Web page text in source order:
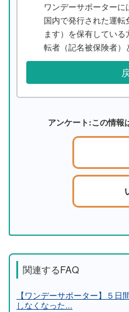
ワンデーサポーターに
国内で発行された運転
ます）を保有してい
転者（記名被保険者）
アンケート:この情報
関連するFAQ
【ワンデーサポーター】５
しなくなった...